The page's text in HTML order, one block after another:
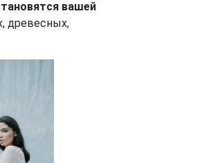
вашей
древесных,